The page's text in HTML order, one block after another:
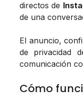
directos de
de una
El anuncio,
de privacidad
comunicación
Cómo